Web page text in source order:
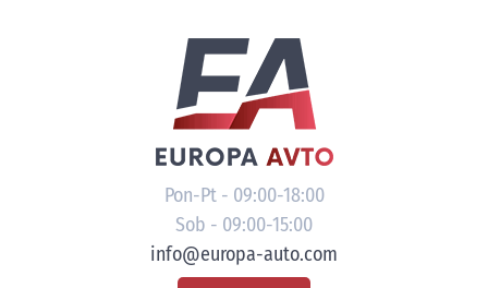
Pon-Pt - 09:00-18:00
Sob - 09:00-15:00
info@europa-auto.com